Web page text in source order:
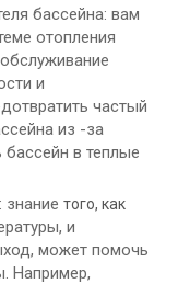
бассейна: вам
отопления
и
частый
из -за
бассейн в теплые
знание того, как
и
может помочь
Например,